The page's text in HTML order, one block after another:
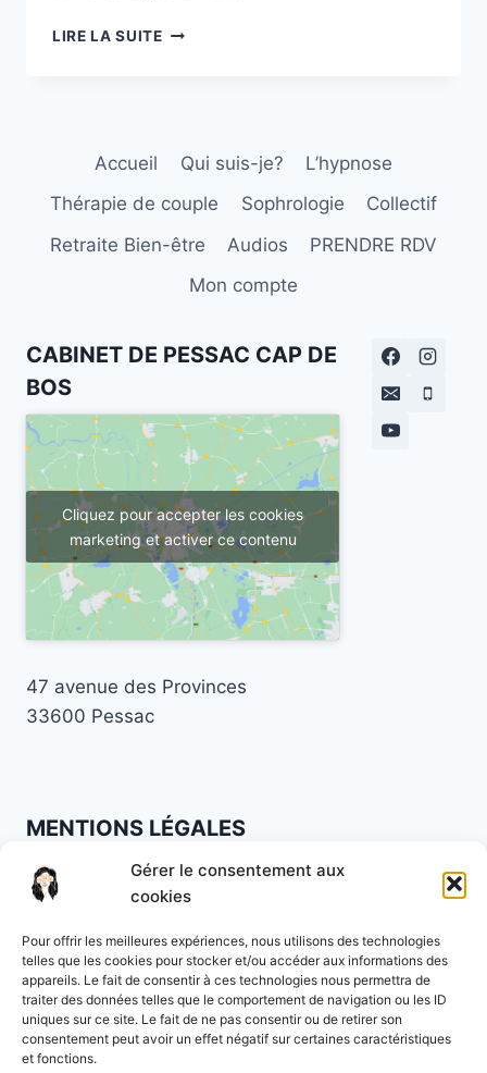
Gérer le consentement aux
cookies
Pour offrir les meilleures expériences, nous utilisons des technologies
telles que les cookies pour stocker et/ou accéder aux informations des
appareils. Le fait de consentir à ces technologies nous permettra de
traiter des données telles que le comportement de navigation ou les ID
uniques sur ce site. Le fait de ne pas consentir ou de retirer son
consentement peut avoir un effet négatif sur certaines caractéristiques
et fonctions.
LIRE LA SUITELE
Accueil Qui suis-je?
L’hypnose
Thérapie de couple
Sophrologie
Collectif
Retraite Bien-être
Audios
PRENDRE RDV
Mon compte
CABINET DE PESSAC CAP DE
BOS
Cliquez pour accepter les cookies
marketing et activer ce contenu
47 avenue des Provinces
33600 Pessac
MENTIONS LÉGALES
Mentions légales ·Politique de confidentialité
CGV
Lundi à vendredi : 9h à 19h30
Samedi : 9h à 16h
07 88 29 79 53